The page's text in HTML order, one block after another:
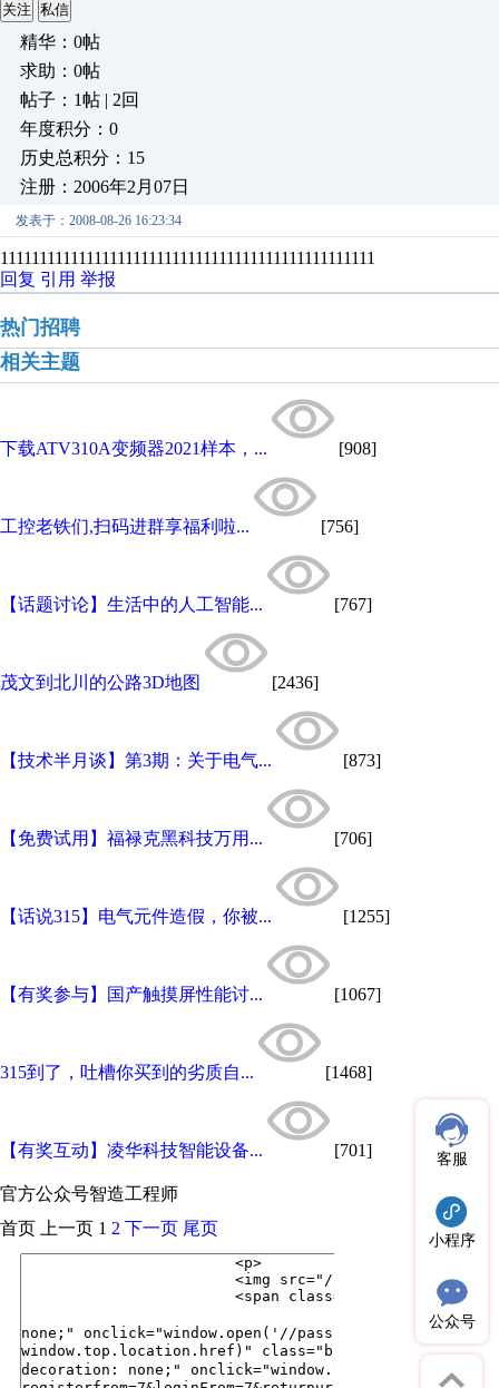
关注 私信
精华：0帖
求助：0帖
帖子：1帖 | 2回
年度积分：0
历史总积分：15
注册：2006年2月07日
发表于：2008-08-26 16:23:34
111111111111111111111111111111111111111111111111
回复 引用 举报
热门招聘
相关主题
下载ATV310A变频器2021样本，... [908]
工控老铁们,扫码进群享福利啦... [756]
【话题讨论】生活中的人工智能... [767]
茂文到北川的公路3D地图 [2436]
【技术半月谈】第3期：关于电气... [873]
【免费试用】福禄克黑科技万用... [706]
【话说315】电气元件造假，你被... [1255]
【有奖参与】国产触摸屏性能讨... [1067]
315到了，吐槽你买到的劣质自... [1468]
【有奖互动】凌华科技智能设备... [701]
官方公众号智造工程师
客服
小程序
公众号
首页 上一页 1 2 下一页 尾页